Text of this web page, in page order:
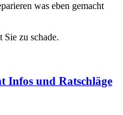
was eben gemacht
zu schade.
Infos und Ratschläge